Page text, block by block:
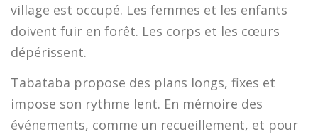
village est occupé. Les femmes et les enfants
doivent fuir en forêt. Les corps et les cœurs
dépérissent.
Tabataba propose des plans longs, fixes et
impose son rythme lent. En mémoire des
événements, comme un recueillement, et pour